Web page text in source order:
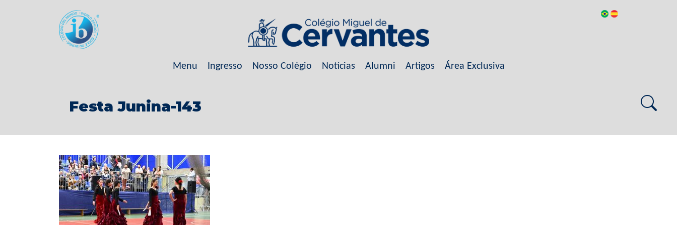
Menu Ingresso Nosso Colégio Notícias Alumni Artigos Área Exclusiva
Festa Junina-143